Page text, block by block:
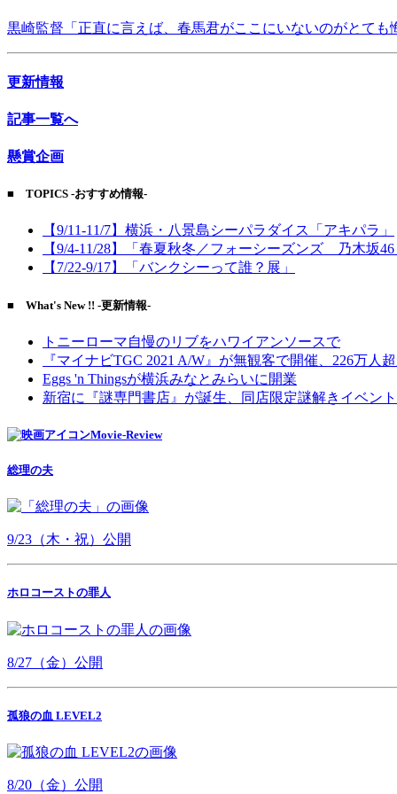
黒崎監督「正直に言えば、春馬君がここにいないのがとても
更新情報
記事一覧へ
懸賞企画
■ TOPICS -おすすめ情報-
【9/11-11/7】横浜・八景島シーパラダイス「アキパラ」
【9/4-11/28】「春夏秋冬／フォーシーズンズ 乃木坂46
【7/22-9/17】「バンクシーって誰？展」
■ What's New !! -更新情報-
トニーローマ自慢のリブをハワイアンソースで
『マイナビTGC 2021 A/W』が無観客で開催、226万人
Eggs 'n Thingsが横浜みなとみらいに開業
新宿に『謎専門書店』が誕生、同店限定謎解きイベン
Movie-Review
総理の夫
9/23（木・祝）公開
ホロコーストの罪人
8/27（金）公開
孤狼の血 LEVEL2
8/20（金）公開